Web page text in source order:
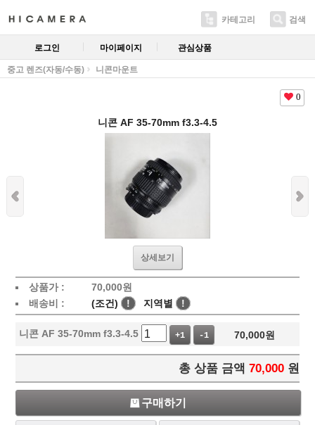
카테고리 검색
로그인 마이페이지 관심상품
중고 렌즈(자동/수동) 니콘마운트
0
니콘 AF 35-70mm f3.3-4.5
상세보기
상품가 : 70,000원
배송비 :
(조건) ! 지역별 !
니콘 AF 35-70mm f3.3-4.5 +1 -1 70,000원
총 상품 금액 70,000 원
구매하기